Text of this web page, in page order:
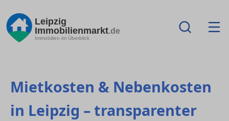
Leipzig
Immobilienmarkt.de
Immobilien im Überblick
Mietkosten & Nebenkosten
in Leipzig – transparenter